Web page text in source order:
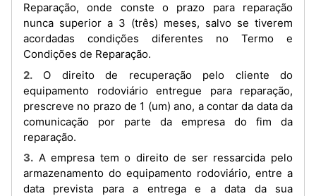
Reparação, onde conste o prazo para reparação
nunca superior a 3 (três) meses, salvo se tiverem
acordadas condições diferentes no Termo e
Condições de Reparação.
2. O direito de recuperação pelo cliente do
equipamento rodoviário entregue para reparação,
prescreve no prazo de 1 (um) ano, a contar da data da
comunicação por parte da empresa do fim da
reparação.
3. A empresa tem o direito de ser ressarcida pelo
armazenamento do equipamento rodoviário, entre a
data prevista para a entrega e a data da sua